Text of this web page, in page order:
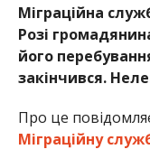
Міграційна
Розі
його
закінчився.
Про це
Міграційну